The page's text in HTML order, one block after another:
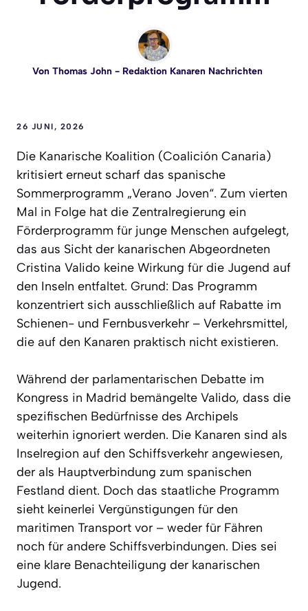
Von Thomas John- Redaktion Kanaren Nachrichten
26 JUNI, 2026
Die Kanarische Koalition (Coalición Canaria)
kritisiert erneut scharf das spanische
Sommerprogramm „Verano Joven“. Zum vierten
Mal in Folge hat die Zentralregierung ein
Förderprogramm für junge Menschen aufgelegt,
das aus Sicht der kanarischen Abgeordneten
Cristina Valido keine Wirkung für die Jugend auf
den Inseln entfaltet. Grund: Das Programm
konzentriert sich ausschließlich auf Rabatte im
Schienen- und Fernbusverkehr – Verkehrsmittel,
die auf den Kanaren praktisch nicht existieren.
Während der parlamentarischen Debatte im
Kongress in Madrid bemängelte Valido, dass die
spezifischen Bedürfnisse des Archipels
weiterhin ignoriert werden. Die Kanaren sind als
Inselregion auf den Schiffsverkehr angewiesen,
der als Hauptverbindung zum spanischen
Festland dient. Doch das staatliche Programm
sieht keinerlei Vergünstigungen für den
maritimen Transport vor – weder für Fähren
noch für andere Schiffsverbindungen. Dies sei
eine klare Benachteiligung der kanarischen
Jugend.